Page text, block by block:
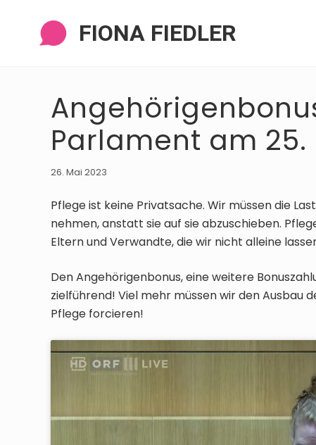
Navigation
springen
springen
Seitenspalte
springen
Fußzeile
springen
FIONA FIEDLER
Parlament am 25.
26. Mai 2023
Pflege ist keine Privatsache. Wir müssen die
nehmen, anstatt sie auf sie abzuschieben.
Eltern und Verwandte, die wir nicht alleine
Den Angehörigenbonus, eine weitere
zielführend! Viel mehr müssen wir den Ausbau
Pflege forcieren!